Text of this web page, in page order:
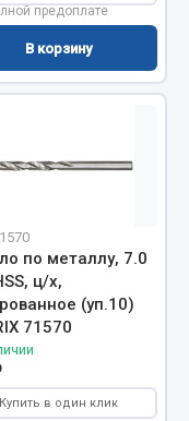
предоплате
В корзину
по металлу, 7.0
ц/х,
(уп.10)
71570
Купить в один клик